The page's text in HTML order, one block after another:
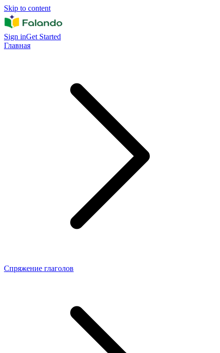
Skip to content
Sign inGet Started
Главная
Спряжение глаголов